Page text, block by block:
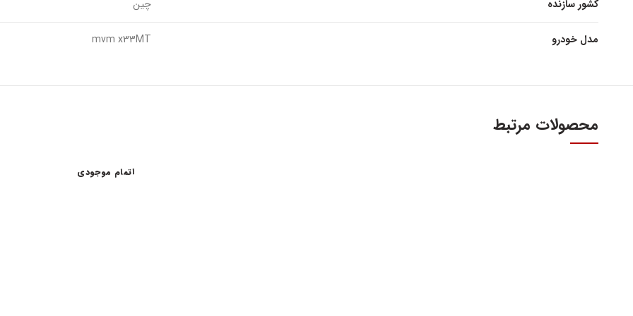
کشور سازنده چین
مدل خودرو mvm x33MT
محصولات مرتبط
اتمام موجودی